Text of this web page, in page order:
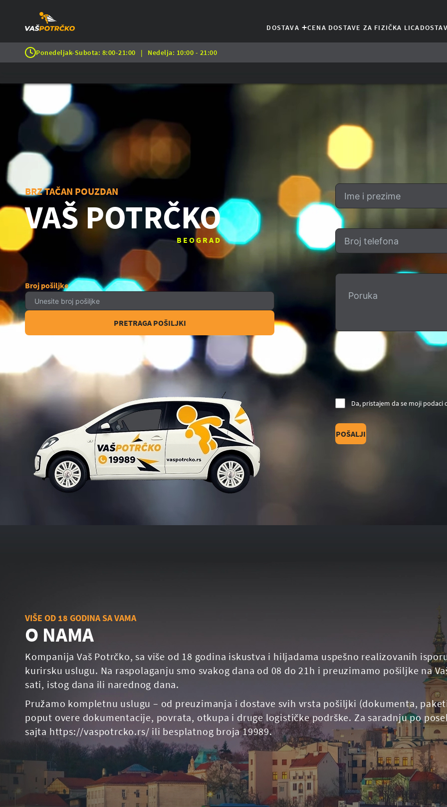
DOSTAVA +CENA DOSTAVE ZA FIZIČKA LICA
Ponedeljak-Subota: 8:00-21:00 | Nedelja: 10:00 - 21:00
BRZ TAČAN POUZDAN
VAŠ POTRČKO
BEOGRAD
Broj pošiljke
PRETRAGA POŠILJKI
Da, pristajem da se moji
POŠALJI
VIŠE OD 18 GODINA SA VAMA
O NAMA
Kompanija Vaš Potrčko, sa više od 18 godina iskustva i hiljadama uspešno realizovanih
kurirsku uslugu. Na raspolaganju smo svakog dana od 08 do 21h i preuzimamo pošiljke na
sati, istog dana ili narednog dana.
Pružamo kompletnu uslugu – od preuzimanja i dostave svih vrsta pošiljki (dokumenta,
poput overe dokumentacije, povrata, otkupa i druge logističke podrške. Za saradnju po
sajta https://vaspotrcko.rs/ ili besplatnog broja 19989.